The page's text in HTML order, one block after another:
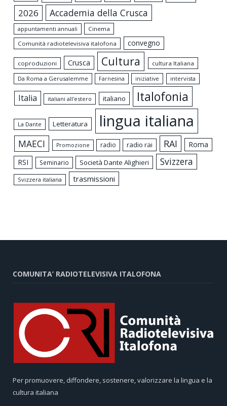
2026 Accademia della Crusca
appuntamenti annuali
Cinema
Comunità radiotelevisiva italofona
convegno
coproduzioni Crusca Cultura
cultura Italiana
Da Roma a Gerusalemme
Farnesina iniziative intervista
Italia italiani all'estero italiano Italofonia
La Dante Letteratura lingua italiana
MAECI Promozione radio radio rai RAI
Roma
RSI
Seminario Società Dante Alighieri Svizzera
Svizzera italiana trasmissioni
COMUNITA’ RADIOTELEVISIVA ITALOFONA
Per promuovere, diffondere, sostenere, valorizzare la lingua e la
cultura italiana